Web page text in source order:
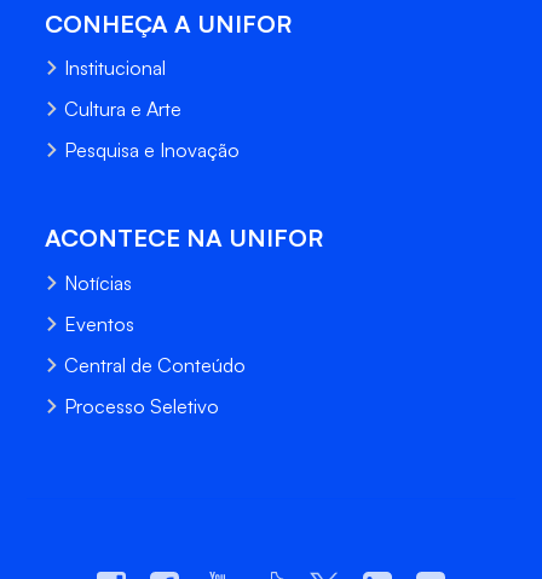
CONHEÇA A UNIFOR
Institucional
Cultura e Arte
Pesquisa e Inovação
ACONTECE NA UNIFOR
Notícias
Eventos
Central de Conteúdo
Processo Seletivo